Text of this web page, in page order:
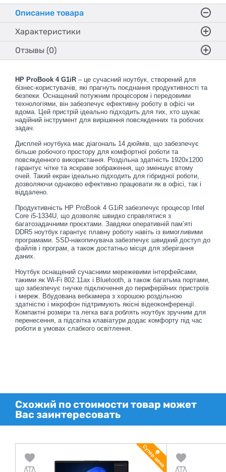
Описание товара
Характеристики
Отзывы (0)
HP ProBook 4 G1iR – це сучасний ноутбук, створений для
бізнес-користувачів, які прагнуть поєднання продуктивності та
безпеки. Оснащений потужним процесором і передовими
технологіями, він забезпечує ефективну роботу в офісі чи
вдома. Цей пристрій ідеально підходить для тих, хто шукає
надійний інструмент для вирішення повсякденних та робочих
задач.
Дисплей ноутбука має діагональ 14 дюймів, що забезпечує
більше робочого простору для комфортної роботи та
повсякденного використання. Роздільна здатність 1920x1200
гарантує чітке та яскраве зображення, що зменшує втому
очей. Такий екран ідеально підходить для гібридної роботи,
дозволяючи однаково ефективно працювати як в офісі, так і
віддалено.
Продуктивність HP ProBook 4 G1iR забезпечує процесор Intel
Core i5-1334U, що дозволяє швидко справлятися з
багатозадачними проєктами. Завдяки оперативній пам’яті
DDR5 ноутбук гарантує плавну роботу навіть із вимогливими
програмами. SSD-накопичувача забезпечує швидкий доступ до
файлів і програм, а також достатньо місця для зберігання
даних.
Ноутбук оснащений сучасними мережевими інтерфейсами,
такими як Wi-Fi 802.11ax і Bluetooth, а також багатьма портами,
що забезпечує гнучке підключення до периферійних пристроїв
і мереж. Вбудована вебкамера з хорошою роздільною
здатністю і мікрофон підтримують якісні відеоконференції.
Компактні розміри та легка вага роблять ноутбук зручним для
перенесення, а підсвітка клавіатури додає комфорту під час
роботи в умовах слабкого освітлення.
Схожий по стоимости товар может
Вас заинтересовать